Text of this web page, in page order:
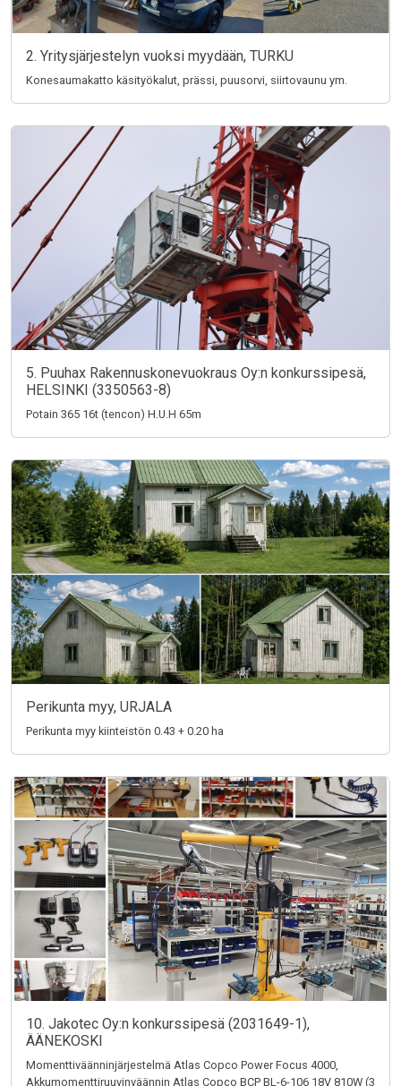
2. Yritysjärjestelyn vuoksi myydään, TURKU
Konesaumakatto käsityökalut, prässi, puusorvi, siirtovaunu ym.
5. Puuhax Rakennuskonevuokraus Oy:n konkurssipesä,
HELSINKI (3350563-8)
Potain 365 16t (tencon) H.U.H 65m
Perikunta myy, URJALA
Perikunta myy kiinteistön 0.43 + 0.20 ha
10. Jakotec Oy:n konkurssipesä (2031649-1),
ÄÄNEKOSKI
Momenttiväänninjärjestelmä Atlas Copco Power Focus 4000,
Akkumomenttiruuvinväännin Atlas Copco BCP BL-6-106 18V 810W (3